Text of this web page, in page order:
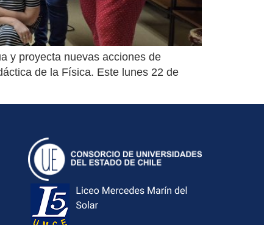
y proyecta nuevas acciones de
de la Física. Este lunes 22 de